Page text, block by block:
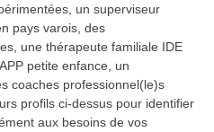
un superviseur
pays varois, des
une thérapeute familiale IDE
petite enfance, un
coaches professionnel(le)s
profils ci-dessus pour identifier
aux besoins de vos